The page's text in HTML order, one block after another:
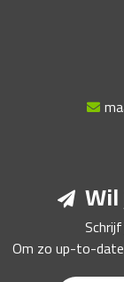
Om zo up-to-date